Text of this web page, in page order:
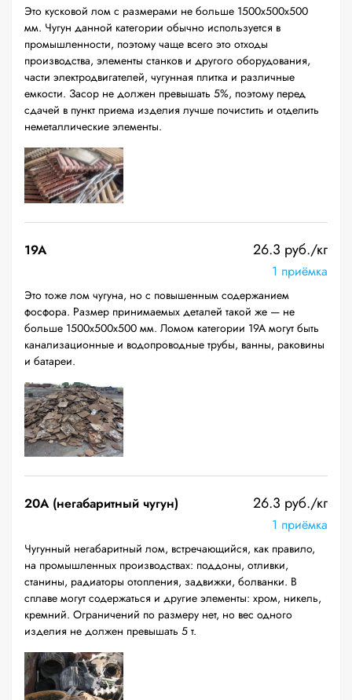
Это кусковой лом с размерами не больше 1500х500х500
мм. Чугун данной категории обычно используется в
промышленности, поэтому чаще всего это отходы
производства, элементы станков и другого оборудования,
части электродвигателей, чугунная плитка и различные
емкости. Засор не должен превышать 5%, поэтому перед
сдачей в пункт приема изделия лучше почистить и отделить
неметаллические элементы.
19A 26.3 руб./кг
1 приёмка
Это тоже лом чугуна, но с повышенным содержанием
фосфора. Размер принимаемых деталей такой же — не
больше 1500х500х500 мм. Ломом категории 19А могут быть
канализационные и водопроводные трубы, ванны, раковины
и батареи.
20A (негабаритный чугун) 26.3 руб./кг
1 приёмка
Чугунный негабаритный лом, встречающийся, как правило,
на промышленных производствах: поддоны, отливки,
станины, радиаторы отопления, задвижки, болванки. В
сплаве могут содержаться и другие элементы: хром, никель,
кремний. Ограничений по размеру нет, но вес одного
изделия не должен превышать 5 т.